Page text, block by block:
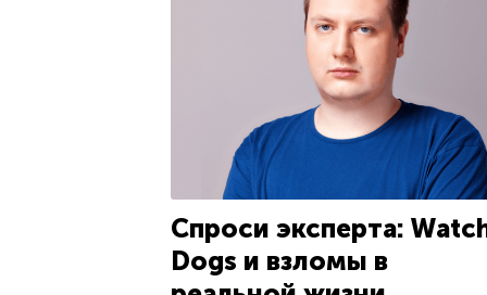
Спроси эксперта:
Dogs и взломы в